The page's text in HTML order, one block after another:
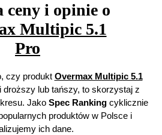
ceny i opinie o
Multipic 5.1
Pro
czy produkt Overmax Multipic 5.1
droższy lub tańszy, to skorzystaj z
Jako Spec Ranking cyklicznie
produktów w Polsce i
ich dane.